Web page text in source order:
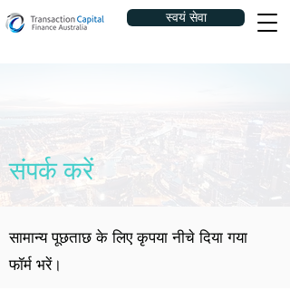
स्वयं सेवा
संपर्क करें
सामान्य पूछताछ के लिए कृपया नीचे दिया गया
फॉर्म भरें।